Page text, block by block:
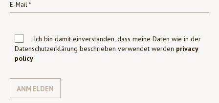
Ich bin damit einverstanden, dass meine Daten wie in der
Datenschutzerklärung beschrieben verwendet werden privacy
policy
ANMELDEN